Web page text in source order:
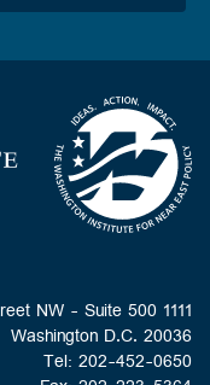
Homepage
1111 19th Street NW - Suite 500
Washington D.C. 20036
Tel: 202-452-0650